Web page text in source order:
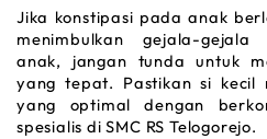
Jika konstipasi pada anak
menimbulkan gejala-gejala
anak, jangan tunda untuk
yang tepat. Pastikan si kecil
yang optimal dengan
spesialis di SMC RS Telogorejo.